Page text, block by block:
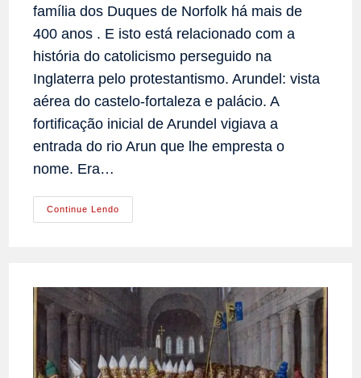
família dos Duques de Norfolk há mais de
400 anos . E isto está relacionado com a
história do catolicismo perseguido na
Inglaterra pelo protestantismo. Arundel: vista
aérea do castelo-fortaleza e palácio. A
fortificação inicial de Arundel vigiava a
entrada do rio Arun que lhe empresta o
nome. Era…
Continue Lendo
Castelo
Protestantismo